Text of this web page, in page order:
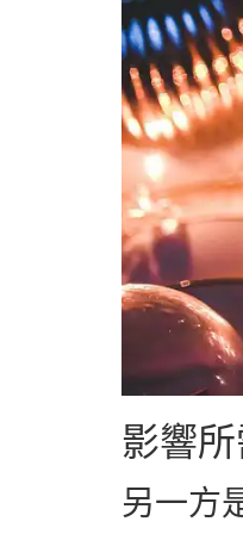
影響
另一方